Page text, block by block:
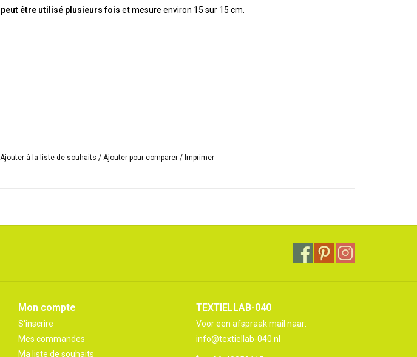
peut être utilisé plusieurs fois et mesure environ 15 sur 15 cm.
Ajouter à la liste de souhaits / Ajouter pour comparer /Imprimer
Mon compte
S'inscrire
Mes commandes
Ma liste de souhaits
TEXTIELLAB-040
Voor een afspraak mail naar:
info@textiellab-040.nl